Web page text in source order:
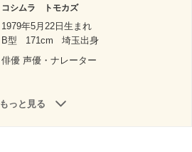
コシムラ トモカズ
1979年5月22日生まれ
B型
171cm
埼玉出身
俳優 声優・ナレーター
もっと見る